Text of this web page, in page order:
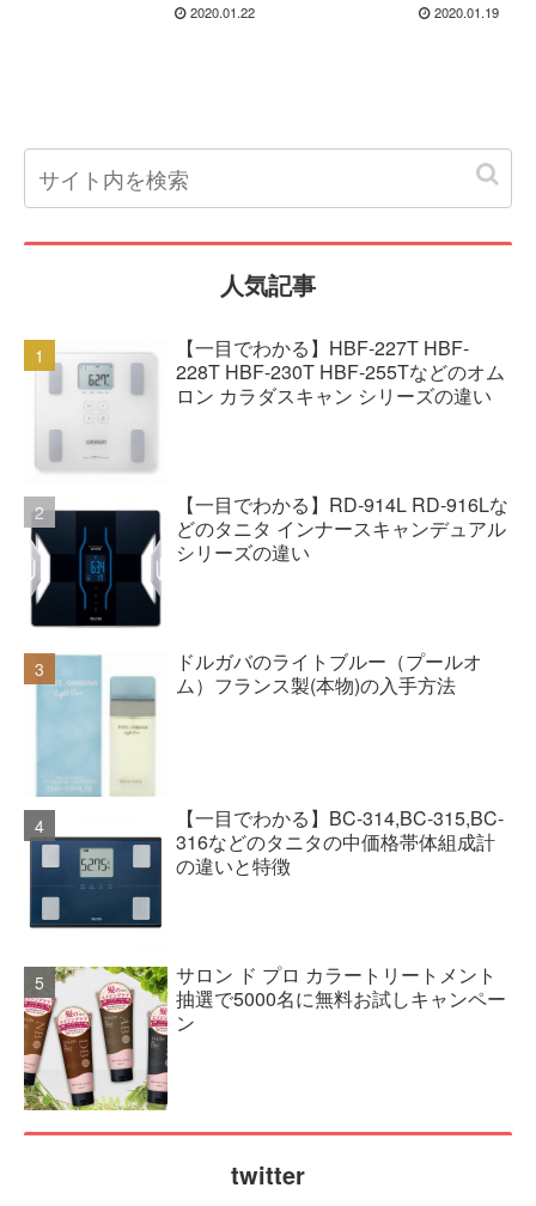
2020.01.22 2020.01.19
人気記事
【一目でわかる】HBF-227T HBF-
228T HBF-230T HBF-255Tなどのオム
ロン カラダスキャン シリーズの違い
【一目でわかる】RD-914L RD-916Lな
どのタニタ インナースキャンデュアル
シリーズの違い
ドルガバのライトブルー（プールオ
ム）フランス製(本物)の入手方法
【一目でわかる】BC-314,BC-315,BC-
316などのタニタの中価格帯体組成計
の違いと特徴
サロン ド プロ カラートリートメント
抽選で5000名に無料お試しキャンペー
ン
twitter